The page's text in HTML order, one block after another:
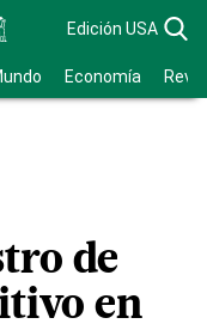
Edición USA
Economía
de
en